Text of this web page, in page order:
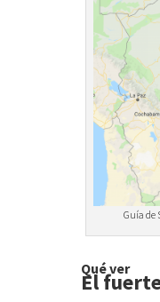
Guía de
Qué ver
El